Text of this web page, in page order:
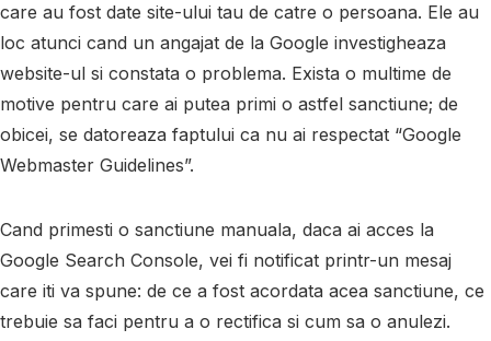
care au fost date site-ului tau de catre o persoana. Ele au
loc atunci cand un angajat de la Google investigheaza
website-ul si constata o problema. Exista o multime de
motive pentru care ai putea primi o astfel sanctiune; de
obicei, se datoreaza faptului ca nu ai respectat “Google
Webmaster Guidelines”.
Cand primesti o sanctiune manuala, daca ai acces la
Google Search Console, vei fi notificat printr-un mesaj
care iti va spune: de ce a fost acordata acea sanctiune, ce
trebuie sa faci pentru a o rectifica si cum sa o anulezi.